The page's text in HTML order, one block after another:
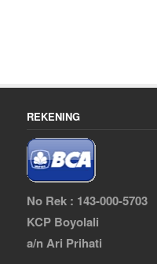
REKENING
No Rek : 143-000-5703
KCP Boyolali
a/n Ari Prihati